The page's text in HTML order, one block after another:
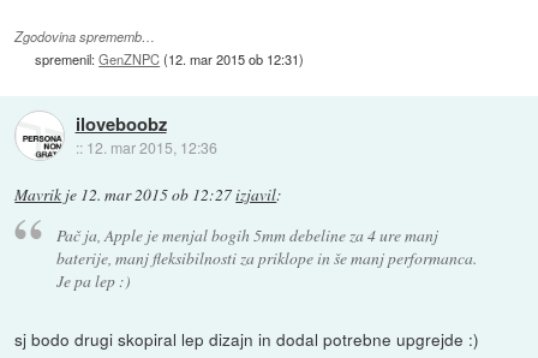
Zgodovina sprememb…
spremenil:GenZNPC(12. mar 2015 ob 12:31)
iloveboobz
:: 12. mar 2015, 12:36
Mavrik je 12. mar 2015 ob 12:27izjavil:
Pač ja, Apple je menjal bogih 5mm debeline za 4 ure manj
baterije, manj fleksibilnosti za priklope in še manj performanca.
Je pa lep :)
sj bodo drugi skopiral lep dizajn in dodal potrebne upgrejde :)